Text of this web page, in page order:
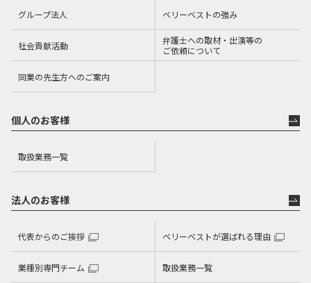
グループ法人 ベリーベストの強み
社会貢献活動
弁護士への取材・出演等の
ご依頼について
同業の先生方へのご案内
個人のお客様
取扱業務一覧
法人のお客様
代表からのご挨拶 ベリーベストが選ばれる理由
業種別専門チーム 取扱業務一覧